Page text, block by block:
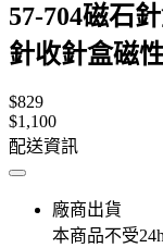
57-704磁石
針收針盒磁
$829
$1,100
配送資訊
廠商出貨
本商品不受